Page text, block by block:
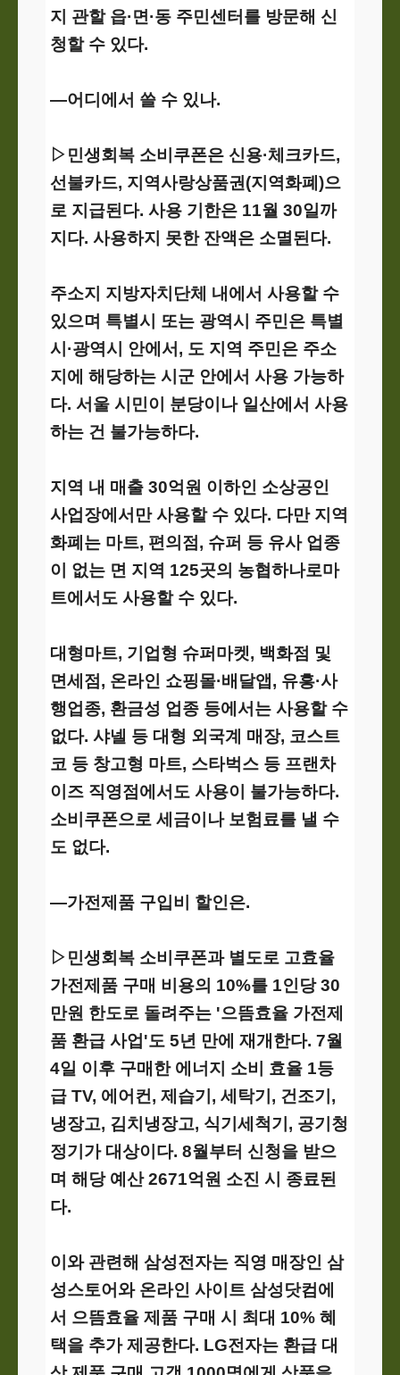
지 관할 읍·면·동 주민센터를 방문해 신
청할 수 있다.
―어디에서 쓸 수 있나.
▷민생회복 소비쿠폰은 신용·체크카드,
선불카드, 지역사랑상품권(지역화폐)으
로 지급된다. 사용 기한은 11월 30일까
지다. 사용하지 못한 잔액은 소멸된다.
주소지 지방자치단체 내에서 사용할 수
있으며 특별시 또는 광역시 주민은 특별
시·광역시 안에서, 도 지역 주민은 주소
지에 해당하는 시군 안에서 사용 가능하
다. 서울 시민이 분당이나 일산에서 사용
하는 건 불가능하다.
지역 내 매출 30억원 이하인 소상공인
사업장에서만 사용할 수 있다. 다만 지역
화폐는 마트, 편의점, 슈퍼 등 유사 업종
이 없는 면 지역 125곳의 농협하나로마
트에서도 사용할 수 있다.
대형마트, 기업형 슈퍼마켓, 백화점 및
면세점, 온라인 쇼핑몰·배달앱, 유흥·사
행업종, 환금성 업종 등에서는 사용할 수
없다. 샤넬 등 대형 외국계 매장, 코스트
코 등 창고형 마트, 스타벅스 등 프랜차
이즈 직영점에서도 사용이 불가능하다.
소비쿠폰으로 세금이나 보험료를 낼 수
도 없다.
―가전제품 구입비 할인은.
▷민생회복 소비쿠폰과 별도로 고효율
가전제품 구매 비용의 10%를 1인당 30
만원 한도로 돌려주는 '으뜸효율 가전제
품 환급 사업'도 5년 만에 재개한다. 7월
4일 이후 구매한 에너지 소비 효율 1등
급 TV, 에어컨, 제습기, 세탁기, 건조기,
냉장고, 김치냉장고, 식기세척기, 공기청
정기가 대상이다. 8월부터 신청을 받으
며 해당 예산 2671억원 소진 시 종료된
다.
이와 관련해 삼성전자는 직영 매장인 삼
성스토어와 온라인 사이트 삼성닷컴에
서 으뜸효율 제품 구매 시 최대 10% 혜
택을 추가 제공한다. LG전자는 환급 대